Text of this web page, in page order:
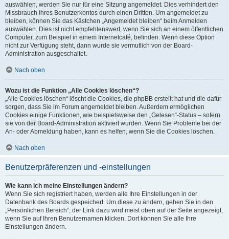
auswählen, werden Sie nur für eine Sitzung angemeldet. Dies verhindert den
Missbrauch Ihres Benutzerkontos durch einen Dritten. Um angemeldet zu
bleiben, können Sie das Kästchen „Angemeldet bleiben“ beim Anmelden
auswählen. Dies ist nicht empfehlenswert, wenn Sie sich an einem öffentlichen
Computer, zum Beispiel in einem Internetcafé, befinden. Wenn diese Option
nicht zur Verfügung steht, dann wurde sie vermutlich von der Board-
Administration ausgeschaltet.
Nach oben
Wozu ist die Funktion „Alle Cookies löschen“?
„Alle Cookies löschen“ löscht die Cookies, die phpBB erstellt hat und die dafür
sorgen, dass Sie im Forum angemeldet bleiben. Außerdem ermöglichen
Cookies einige Funktionen, wie beispielsweise den „Gelesen“-Status – sofern
sie von der Board-Administration aktiviert wurden. Wenn Sie Probleme bei der
An- oder Abmeldung haben, kann es helfen, wenn Sie die Cookies löschen.
Nach oben
Benutzerpräferenzen und -einstellungen
Wie kann ich meine Einstellungen ändern?
Wenn Sie sich registriert haben, werden alle Ihre Einstellungen in der
Datenbank des Boards gespeichert. Um diese zu ändern, gehen Sie in den
„Persönlichen Bereich“; der Link dazu wird meist oben auf der Seite angezeigt,
wenn Sie auf Ihren Benutzernamen klicken. Dort können Sie alle Ihre
Einstellungen ändern.